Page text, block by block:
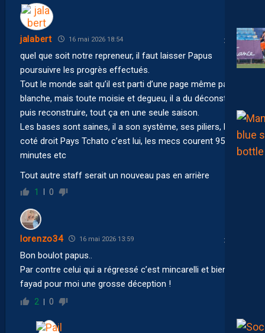
jalabert 16 mai 2026 18:54
quel que soit notre repreneur, il faut laisser Papus
poursuivre les progrès effectués.
Tout le monde sait qu’il est parti d’une page même pas
blanche, mais toute moisie et degueu, il a du déconstruire
puis reconstruire, tout ça en une seule saison.
Les bases sont saines, il a son système, ses piliers, le
coté droit Pays Tchato c’est lui, les mecs courent 95
minutes etc
Tout autre staff serait un nouveau pas en arrière
1 0
lorenzo34 16 mai 2026 13:59
Bon boulot papus..
Par contre celui qui a régressé c’est mincarelli et bien sûr
fayad pour moi une grosse déception !
2 0